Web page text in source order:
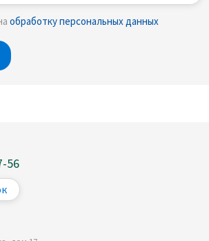
обработку персональных данных
56